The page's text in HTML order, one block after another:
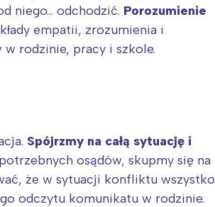
niego… odchodzić. Porozumienie
empatii, zrozumienia i
rodzinie, pracy i szkole.
Spójrzmy na całą sytuację i
osądów, skupmy się na
że w sytuacji konfliktu wszystko
odczytu komunikatu w rodzinie.